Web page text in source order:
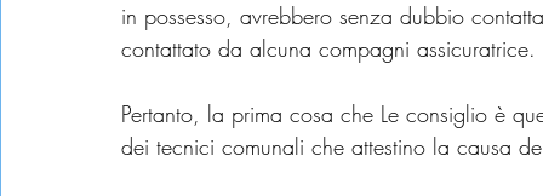
in possesso, avrebbero senza dubbio
contattato da alcuna compagni assicuratrice.
Pertanto, la prima cosa che Le consiglio è
dei tecnici comunali che attestino la causa